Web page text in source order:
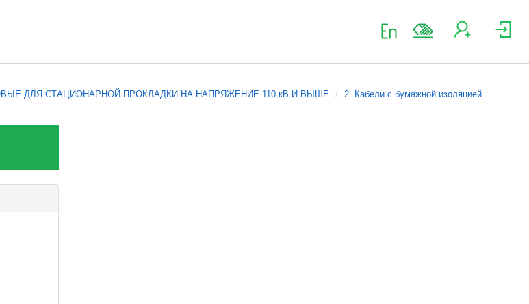
ДЛЯ СТАЦИОНАРНОЙ ПРОКЛАДКИ НА НАПРЯЖЕНИЕ 110 кВ И ВЫШЕ 2. Кабели с бумажной изоляцией